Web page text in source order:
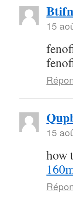
15
15
how